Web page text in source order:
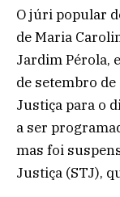
O júri popular
de Maria
Jardim Pérola,
de setembro
Justiça para o
a ser
mas foi
Justiça (STJ),